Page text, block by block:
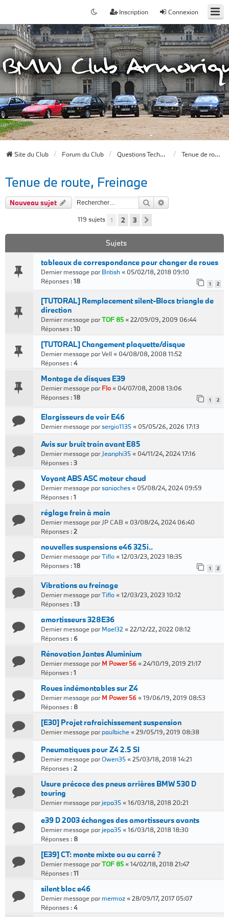
Connexion
Inscription
Site du Club Forum du Club Questions Techniques Tenue de route, Freinage
Tenue de route, Freinage
Nouveau sujet Rechercher
119 sujets 1 2 3
Sujets
tableaux de correspondance pour changer de roues
Dernier message parBritish« 05/02/18, 2018 09:10
Réponses :18 1 2
[TUTORAL] Remplacement silent-Blocs triangle de
direction
Dernier message parTOF 85«22/09/09, 2009 06:44
Réponses :10
[TUTORAL] Changement plaquette/disque
Dernier message parVell « 04/08/08, 2008 11:52
Réponses :4
Montage de disques E39
Dernier message parFlo« 04/07/08, 2008 13:06
Réponses :18 1 2
Elargisseurs de voir E46
Dernier message parsergio1135« 05/05/26, 2026 17:13
Avis sur bruit train avant E85
Dernier message par Jeanphi35« 04/11/24, 2024 17:16
Réponses :3
Voyant ABS ASC moteur chaud
Dernier message parsaniaches« 05/08/24, 2024 09:59
Réponses :1
réglage frein à main
Dernier message par JP CAB « 03/08/24, 2024 06:40
Réponses :2
nouvelles suspensions e46 325i..
Dernier message parTiflo«12/03/23, 2023 18:35
Réponses :18 1 2
Vibrations au freinage
Dernier message parTiflo«12/03/23, 2023 10:12
Réponses :13
amortisseurs 328E36
Dernier message parMael32 «22/12/22, 2022 08:12
Réponses : 6
Rénovation Jantes Aluminium
Dernier message parM Power 56«24/10/19, 2019 21:17
Réponses :1
Roues indémontables sur Z4
Dernier message parM Power 56«19/06/19, 2019 08:53
Réponses : 8
[E30] Projet rafraichissement suspension
Dernier message parpaulbiche«29/05/19, 2019 08:38
Pneumatiques pour Z4 2.5 SI
Dernier message parOwen35«25/03/18, 2018 14:21
Réponses :2
Usure précoce des pneus arrières BMW 530 D
touring
Dernier message parjepa35«16/03/18, 2018 20:21
e39 D 2003 échanges des amortisseurs avants
Dernier message parjepa35«16/03/18, 2018 18:30
Réponses : 8
[E39] CT: monte mixte ou au carré ?
Dernier message parTOF 85«14/02/18, 2018 21:47
Réponses :11
silent bloc e46
Dernier message parmermoz«28/09/17, 2017 05:07
Réponses :4